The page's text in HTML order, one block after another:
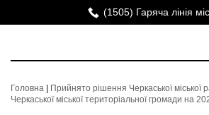
(1505) Гаряча лінія
Головна
Прийнято рішення Черкаської
Черкаської міської територіальної громади на